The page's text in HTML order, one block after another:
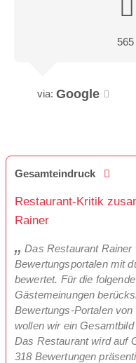
via: Google
Gesamteindruck
Restaurant-Kritik
Rainer
Das Restaurant Rainer
Bewertungsportalen mit
bewertet. Für die
Gästemeinungen
Bewertungs-Portalen
wollen wir ein
Das Restaurant wird auf
318 Bewertungen